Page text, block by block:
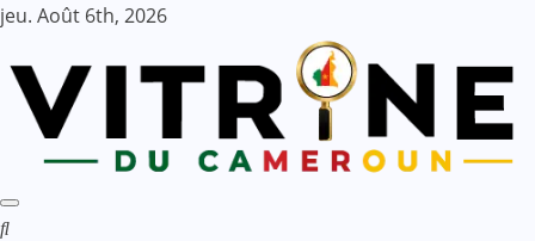
Skip
content
jeu. Août 6th, 2026